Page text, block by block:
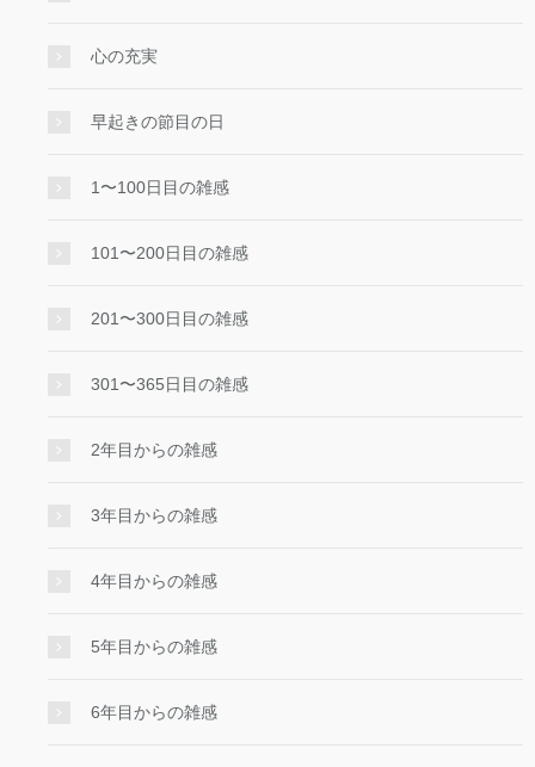
心の充実
早起きの節目の日
1〜100日目の雑感
101〜200日目の雑感
201〜300日目の雑感
301〜365日目の雑感
2年目からの雑感
3年目からの雑感
4年目からの雑感
5年目からの雑感
6年目からの雑感